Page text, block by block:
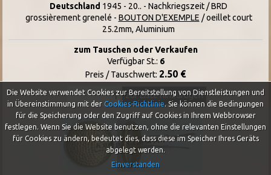
Deutschland 1945 - 20.. - Nachkriegszeit / BRD
grossièrement grenelé - BOUTON D'EXEMPLE / oeillet court
25.2mm, Aluminium
zum Tauschen oder Verkaufen
Verfügbar St.: 6
Preis / Tauschwert: 2.50 €
zur Liste hinzufügen
Die Website verwendet Cookies zur Bereitstellung von Dienstleistungen und
in Übereinstimmung mit der Cookies-Richtlinie. Sie können die Bedingungen
für die Speicherung oder den Zugriff auf Cookies in Ihrem Webbrowser
festlegen. Wenn Sie die Website benutzen, ohne die relevanten Einstellungen
für Cookies zu ändern, bedeutet dies, dass diese im Speicher Ihres Geräts
abgelegt werden.
Einverstanden